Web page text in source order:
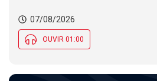
07/08/2026
OUVIR 01:00